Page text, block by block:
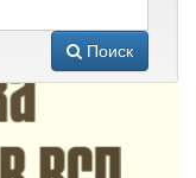
Поиск